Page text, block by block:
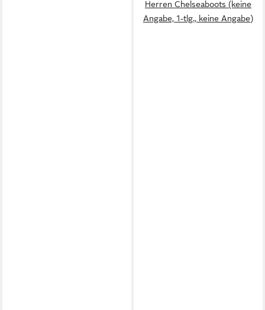
Herren Chelseaboots (keine
Angabe, 1-tlg., keine Angabe)